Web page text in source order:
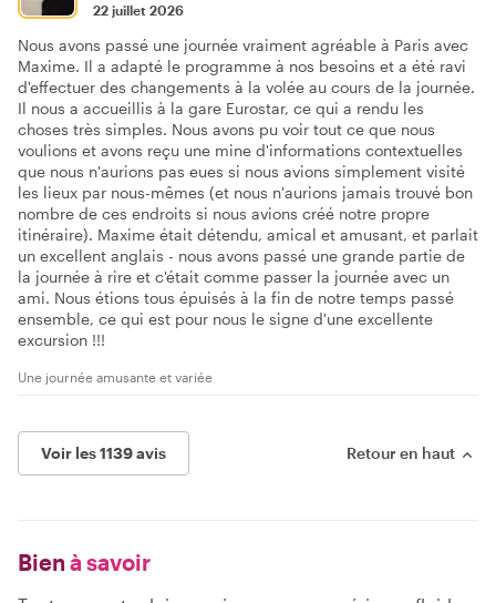
22 juillet 2026
Nous avons passé une journée vraiment agréable à Paris avec
Maxime. Il a adapté le programme à nos besoins et a été ravi
d'effectuer des changements à la volée au cours de la journée.
Il nous a accueillis à la gare Eurostar, ce qui a rendu les
choses très simples. Nous avons pu voir tout ce que nous
voulions et avons reçu une mine d'informations contextuelles
que nous n'aurions pas eues si nous avions simplement visité
les lieux par nous-mêmes (et nous n'aurions jamais trouvé bon
nombre de ces endroits si nous avions créé notre propre
itinéraire). Maxime était détendu, amical et amusant, et parlait
un excellent anglais - nous avons passé une grande partie de
la journée à rire et c'était comme passer la journée avec un
ami. Nous étions tous épuisés à la fin de notre temps passé
ensemble, ce qui est pour nous le signe d'une excellente
excursion !!!
Une journée amusante et variée
Voir les 1139 avis Retour en haut
Bien à savoir